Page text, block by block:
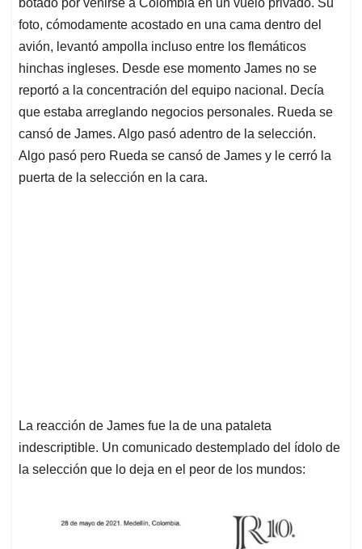
A
p
p
o
o
k
d
I
n
d
s
botado por venirse a Colombia en un vuelo privado. Su
foto, cómodamente acostado en una cama dentro del
avión, levantó ampolla incluso entre los flemáticos
hinchas ingleses. Desde ese momento James no se
reportó a la concentración del equipo nacional. Decía
que estaba arreglando negocios personales. Rueda se
cansó de James. Algo pasó adentro de la selección.
Algo pasó pero Rueda se cansó de James y le cerró la
puerta de la selección en la cara.
La reacción de James fue la de una pataleta
indescriptible. Un comunicado destemplado del ídolo de
la selección que lo deja en el peor de los mundos: